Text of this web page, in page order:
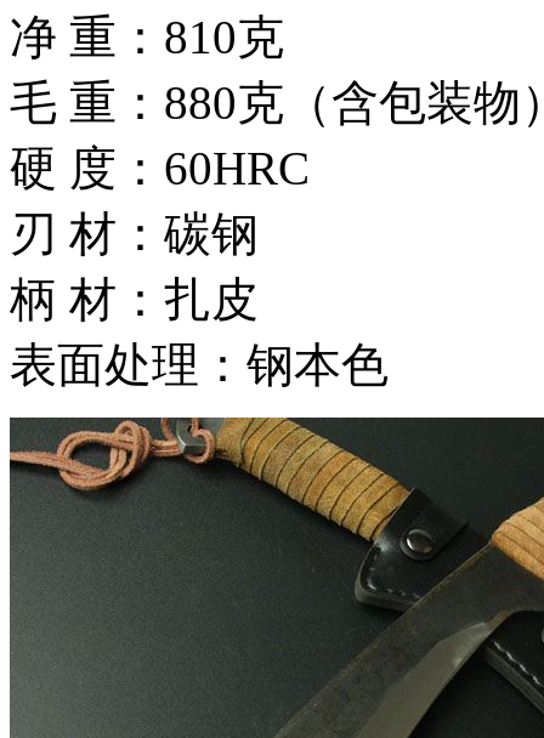
净 重：810克
毛 重：880克（含包装物
硬 度：60HRC
刃 材：碳钢
柄 材：扎皮
表面处理：钢本色